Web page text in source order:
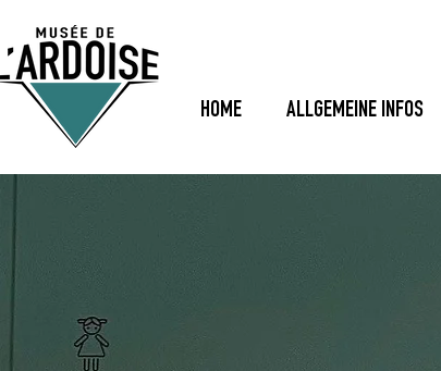
HOME ALLGEMEINE INFOS